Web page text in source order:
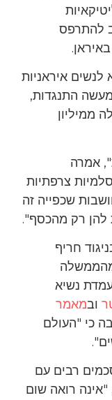
להתרפס
לנשים איראניות
התנגדות,
ממיליון
אמרה
צרפתיות
שכפייה זה
להן רק מהכסף".
חריף
עמדת נשיא
ובמאמר
כי "העולם
רבים עם
רואה שום